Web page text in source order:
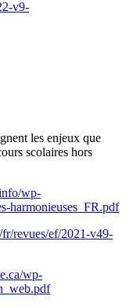
v9-
les enjeux que
scolaires hors
wp-
harmonieuses_FR.pdf
revues/ef/2021-v49-
wp-